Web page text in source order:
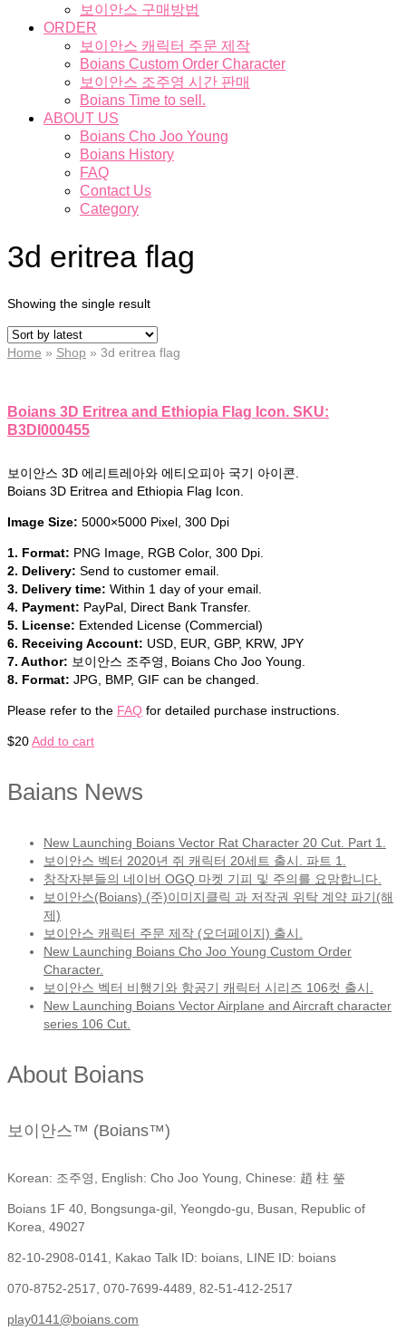
보이안스 구매방법
ORDER
보이안스 캐릭터 주문 제작
Boians Custom Order Character
보이안스 조주영 시간 판매
Boians Time to sell.
ABOUT US
Boians Cho Joo Young
Boians History
FAQ
Contact Us
Category
3d eritrea flag
Showing the single result
Home » Shop » 3d eritrea flag
Boians 3D Eritrea and Ethiopia Flag Icon. SKU:
B3DI000455
보이안스 3D 에리트레아와 에티오피아 국기 아이콘.
Boians 3D Eritrea and Ethiopia Flag Icon.
Image Size: 5000×5000 Pixel, 300 Dpi
1. Format: PNG Image, RGB Color, 300 Dpi.
2. Delivery: Send to customer email.
3. Delivery time: Within 1 day of your email.
4. Payment: PayPal, Direct Bank Transfer.
5. License: Extended License (Commercial)
6. Receiving Account: USD, EUR, GBP, KRW, JPY
7. Author: 보이안스 조주영, Boians Cho Joo Young.
8. Format: JPG, BMP, GIF can be changed.
Please refer to the FAQ for detailed purchase instructions.
$20Add to cart
Baians News
New Launching Boians Vector Rat Character 20 Cut. Part 1.
보이안스 벡터 2020년 쥐 캐릭터 20세트 출시. 파트 1.
창작자분들의 네이버 OGQ 마켓 기피 및 주의를 요망합니다.
보이안스(Boians) (주)이미지클릭 과 저작권 위탁 계약 파기(해
제)
보이안스 캐릭터 주문 제작 (오더페이지) 출시.
New Launching Boians Cho Joo Young Custom Order
Character.
보이안스 벡터 비행기와 항공기 캐릭터 시리즈 106컷 출시.
New Launching Boians Vector Airplane and Aircraft character
series 106 Cut.
About Boians
보이안스™ (Boians™)
Korean: 조주영, English: Cho Joo Young, Chinese: 趙 柱 瑩
Boians 1F 40, Bongsunga-gil, Yeongdo-gu, Busan, Republic of
Korea, 49027
82-10-2908-0141, Kakao Talk ID: boians, LINE ID: boians
070-8752-2517, 070-7699-4489, 82-51-412-2517
play0141@boians.com